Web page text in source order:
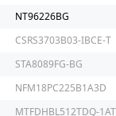
NT96226BG
CSRS3703B03-IBCE-T
STA8089FG-BG
NFM18PC225B1A3D
MTFDHBL512TDQ-